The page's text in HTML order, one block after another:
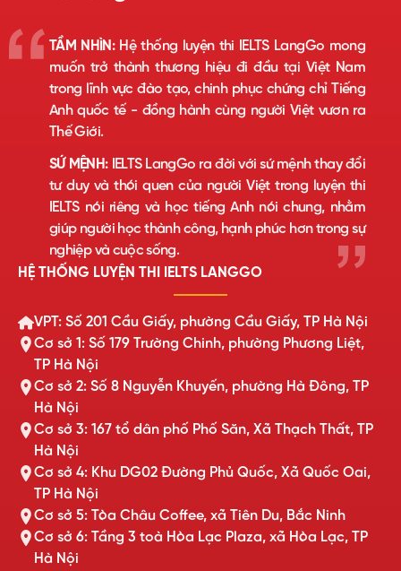
TẦM NHÌN:Hệ thống luyện thi IELTS LangGo mong
muốn trở thành thương hiệu đi đầu tại Việt Nam
trong lĩnh vực đào tạo, chinh phục chứng chỉ Tiếng
Anh quốc tế - đồng hành cùng người Việt vươn ra
Thế Giới.
SỨ MỆNH:IELTS LangGo ra đời với sứ mệnh thay đổi
tư duy và thói quen của người Việt trong luyện thi
IELTS nói riêng và học tiếng Anh nói chung, nhằm
giúp người học thành công, hạnh phúc hơn trong sự
nghiệp và cuộc sống.
HỆ THỐNG LUYỆN THI IELTS LANGGO
VPT: Số 201 Cầu Giấy, phường Cầu Giấy, TP Hà Nội
Cơ sở 1: Số 179 Trường Chinh, phường Phương Liệt,
TP Hà Nội
Cơ sở 2: Số 8 Nguyễn Khuyến, phường Hà Đông, TP
Hà Nội
Cơ sở 3: 167 tổ dân phố Phố Săn, Xã Thạch Thất, TP
Hà Nội
Cơ sở 4: Khu DG02 Đường Phủ Quốc, Xã Quốc Oai,
TP Hà Nội
Cơ sở 5: Tòa Châu Coffee, xã Tiên Du, Bắc Ninh
Cơ sở 6: Tầng 3 toà Hòa Lạc Plaza, xã Hòa Lạc, TP
Hà Nội